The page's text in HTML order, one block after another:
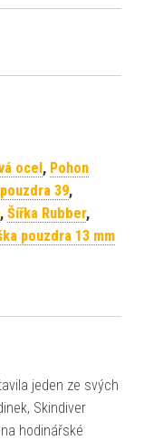
ocel, Pohon
39,
, Šířka Rubber,
pouzdra 13 mm
jeden ze svých
Skindiver
hodinářské